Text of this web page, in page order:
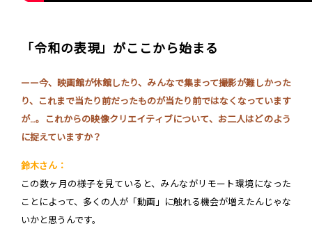
「令和の表現」がここから始まる
ーー今、映画館が休館したり、みんなで集まって撮影が難しかった
り、これまで当たり前だったものが当たり前ではなくなっています
が…。これからの映像クリエイティブについて、お二人はどのよう
に捉えていますか？
鈴木さん：
この数ヶ月の様子を見ていると、みんながリモート環境になった
ことによって、多くの人が「動画」に触れる機会が増えたんじゃな
いかと思うんです。